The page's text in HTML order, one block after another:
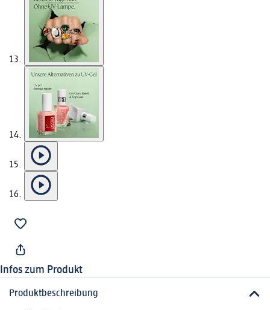
Infos zum Produkt
Produktbeschreibung